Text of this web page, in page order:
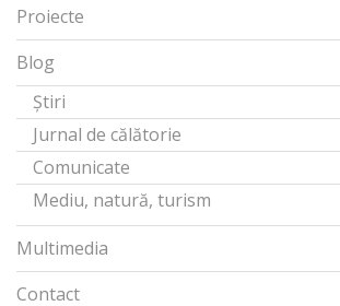
Proiecte
Blog
Știri
Jurnal de călătorie
Comunicate
Mediu, natură, turism
Multimedia
Contact